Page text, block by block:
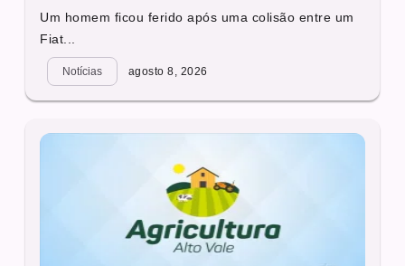
Um homem ficou ferido após uma colisão entre um
Fiat...
Notícias agosto 8, 2026